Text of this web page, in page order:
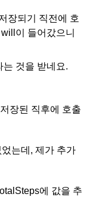
장되기
직전에 호
이 들어갔으니
는 것을 받네요.
장된 직후에 호출
는데, 제가 추가
에 값을 추